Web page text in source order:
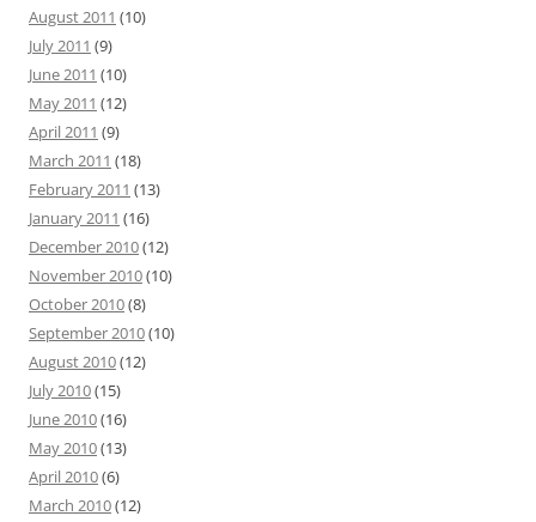
August 2011 (10)
July 2011 (9)
June 2011 (10)
May 2011 (12)
April 2011 (9)
March 2011 (18)
February 2011 (13)
January 2011 (16)
December 2010(12)
November 2010(10)
October 2010(8)
September 2010(10)
August 2010(12)
July 2010(15)
June 2010(16)
May 2010(13)
April 2010(6)
March 2010(12)